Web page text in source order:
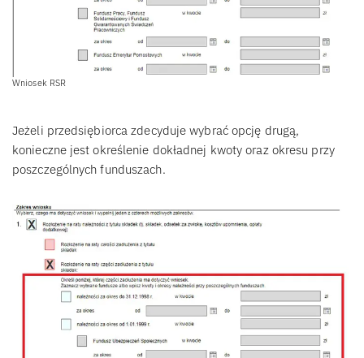
Wniosek RSR
Jeżeli przedsiębiorca zdecyduje wybrać opcję drugą,
konieczne jest określenie dokładnej kwoty oraz okresu przy
poszczególnych funduszach.